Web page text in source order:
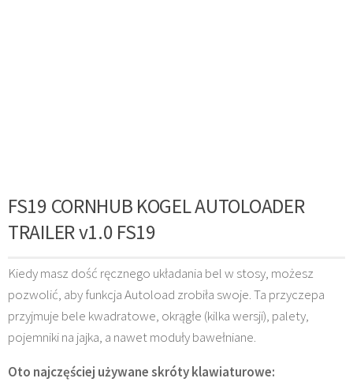
FS19 CORNHUB KOGEL AUTOLOADER
TRAILER v1.0 FS19
Kiedy masz dość ręcznego układania bel w stosy, możesz
pozwolić, aby funkcja Autoload zrobiła swoje. Ta przyczepa
przyjmuje bele kwadratowe, okrągłe (kilka wersji), palety,
pojemniki na jajka, a nawet moduły bawełniane.
Oto najczęściej używane skróty klawiaturowe: